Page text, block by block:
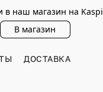
в наш магазин на Kaspi
В магазин
ДОСТАВКА